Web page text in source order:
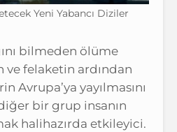
Yeni Yabancı Diziler
bilmeden ölüme
ve felaketin ardından
Avrupa’ya yayılmasını
bir grup insanın
halihazırda etkileyici.